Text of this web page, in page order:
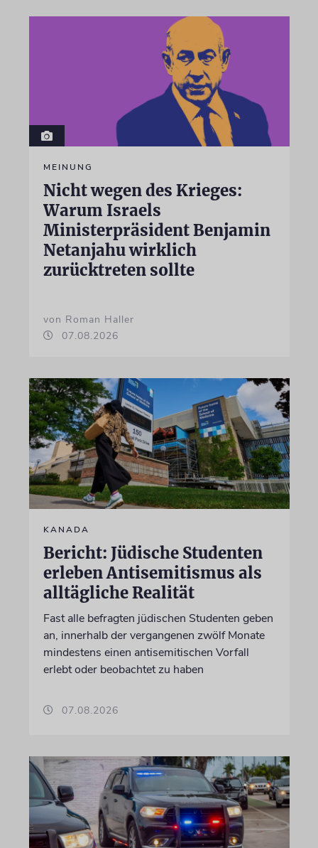
MEINUNG
Nicht wegen des Krieges:
Warum Israels
Ministerpräsident Benjamin
Netanjahu wirklich
zurücktreten sollte
von Roman Haller
07.08.2026
KANADA
Bericht: Jüdische Studenten
erleben Antisemitismus als
alltägliche Realität
Fast alle befragten jüdischen Studenten geben
an, innerhalb der vergangenen zwölf Monate
mindestens einen antisemitischen Vorfall
erlebt oder beobachtet zu haben
07.08.2026